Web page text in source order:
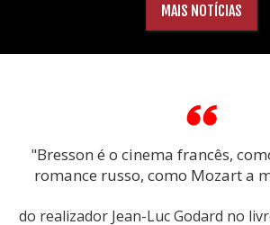
MAIS NOTÍCIAS
"Bresson é o cinema francês,
romance russo, como Mozart a
do realizador Jean-Luc Godard no